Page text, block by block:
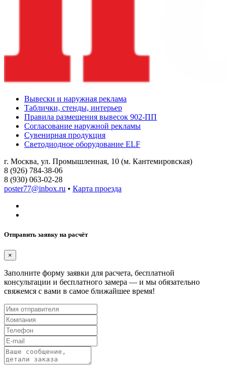
Вывески и наружная реклама
Таблички, стенды, интерьер
Правила размещения вывесок 902-ПП
Согласование наружной рекламы
Сувенирная продукция
Светодиодное оборудование ELF
г. Москва, ул. Промышленная, 10 (м. Кантемировская)
8 (926) 784-38-06
8 (930) 063-02-28
poster77@inbox.ru • Карта проезда
Отправить заявку на расчёт
×
Заполните форму заявки для расчета, бесплатной
консультации и бесплатного замера — и мы обязательно
свяжемся с вами в самое ближайшее время!